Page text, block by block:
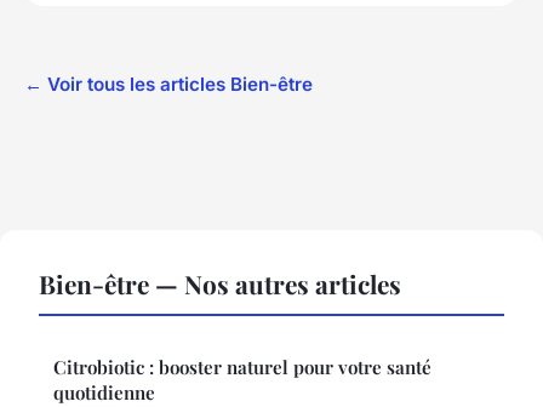
← Voir tous les articles Bien-être
Bien-être — Nos autres articles
Citrobiotic : booster naturel pour votre santé
quotidienne